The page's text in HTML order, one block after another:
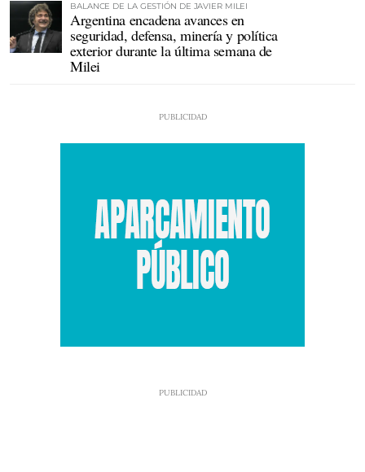
BALANCE DE LA GESTIÓN DE JAVIER MILEI
Argentina encadena avances en
seguridad, defensa, minería y política
exterior durante la última semana de
Milei